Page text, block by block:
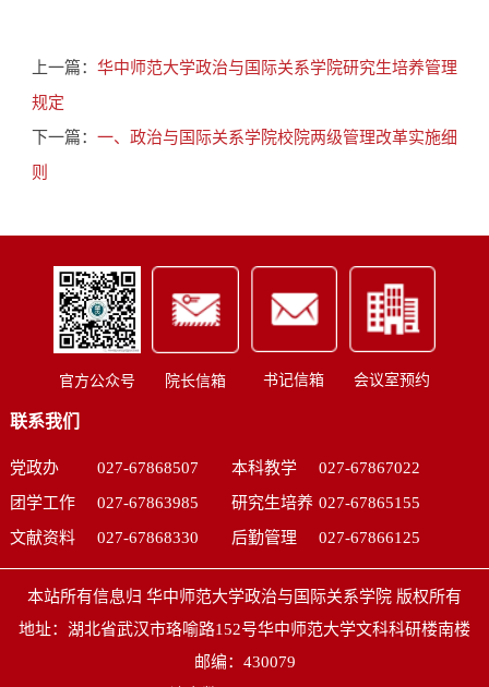
上一篇： 华中师范大学政治与国际关系学院研究生培养管理
规定
下一篇： 一、政治与国际关系学院校院两级管理改革实施细
则
官方公众号 院长信箱 书记信箱 会议室预约
联系我们
党政办 027-67868507 本科教学
027-67867022
团学工作
027-67863985 研究生培养 027-67865155
文献资料
027-67868330 后勤管理 027-67866125
本站所有信息归 华中师范大学政治与国际关系学院 版权所有
地址：湖北省武汉市珞喻路152号华中师范大学文科科研楼南楼
邮编：430079